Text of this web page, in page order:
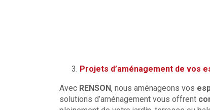
Projets d’aménagement de vos
Avec RENSON, nous aménageons vos
solutions d’aménagement vous offrent